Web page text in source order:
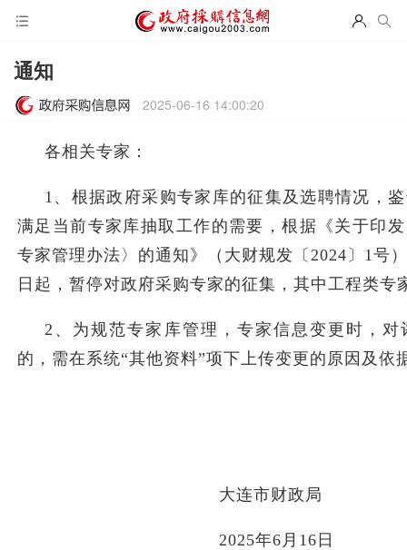
通知
2025-06-16 14:00:20
各相关专家：
1、 根据政府采购专家库的征集及选聘情况，
满足当前专家库抽取工作的需要，根据《关于印
专家管理办法〉的通知》（大财规发〔 2024〕1号
日起，暂停对政府采购专家的征集，其中工程类专
2、 为规范专家库管理，专家信息变更时，
的，需在系统“其他资料”项下上传变更的原因及依
大连市财政局
2025年6月16日